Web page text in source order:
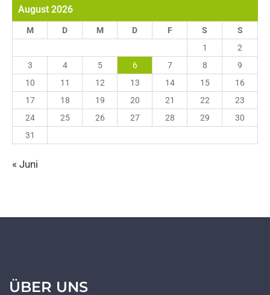
August 2026
M D M D F S
S
1
2
3
4 5 6 7 8
9
10
11 12 13 14 15
16
17
18 19 20 21 22
23
24
25 26 27 28 29
30
31
« Juni
ÜBER UNS